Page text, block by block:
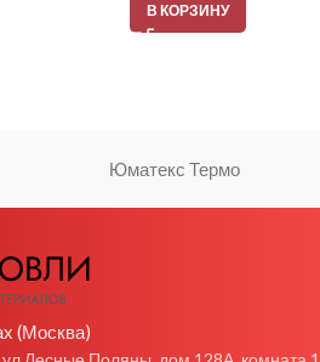
В КОРЗИНУ
Юматекс Термо
(Москва)